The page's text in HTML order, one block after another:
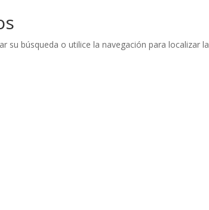
su búsqueda o utilice la navegación para localizar la